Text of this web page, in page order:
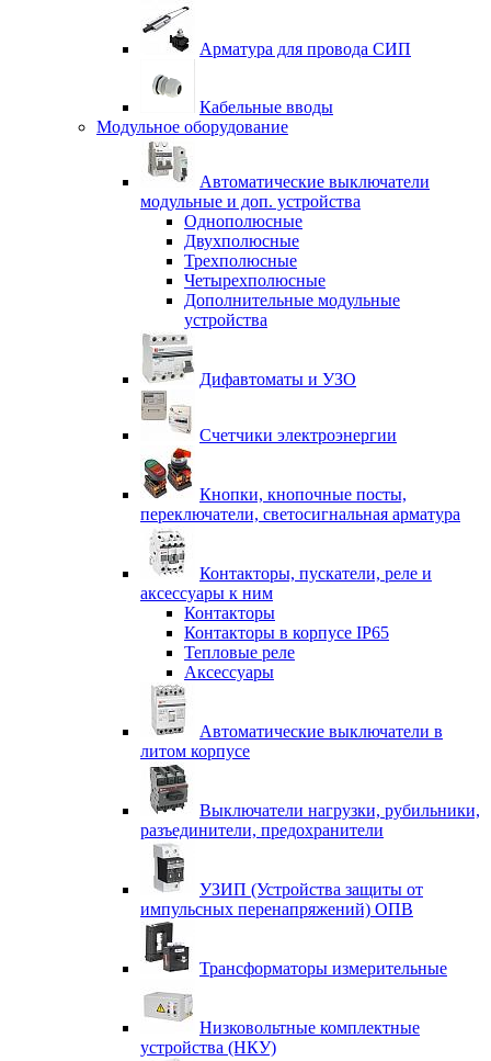
Арматура для провода СИП
Кабельные вводы
Модульное оборудование
Автоматические выключатели
модульные и доп. устройства
Однополюсные
Двухполюсные
Трехполюсные
Четырехполюсные
Дополнительные модульные
устройства
Дифавтоматы и УЗО
Счетчики электроэнергии
Кнопки, кнопочные посты,
переключатели, светосигнальная арматура
Контакторы, пускатели, реле и
аксессуары к ним
Контакторы
Контакторы в корпусе IP65
Тепловые реле
Аксессуары
Автоматические выключатели в
литом корпусе
Выключатели нагрузки, рубильники,
разъединители, предохранители
УЗИП (Устройства защиты от
импульсных перенапряжений) ОПВ
Трансформаторы измерительные
Низковольтные комплектные
устройства (НКУ)